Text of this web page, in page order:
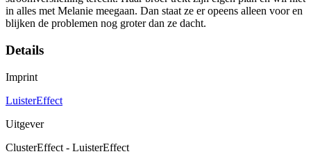
in alles met Melanie meegaan. Dan staat ze er opeens alleen voor en
blijken de problemen nog groter dan ze dacht.
Details
Imprint
LuisterEffect
Uitgever
ClusterEffect - LuisterEffect